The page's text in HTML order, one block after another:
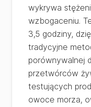
wykrywa
wzbogaceniu.
3,5 godziny,
tradycyjne
porównywalnej
przetwórców
testujących
owoce morza,